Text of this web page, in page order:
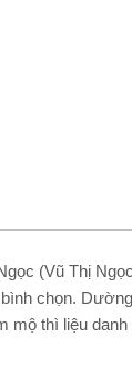
(Vũ Thị
chọn.
mộ thì liệu